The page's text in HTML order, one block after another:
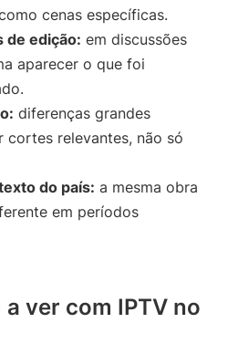
cenas específicas.
de edição: em discussões
aparecer o que foi
diferenças grandes
cortes relevantes, não só
do país: a mesma obra
em períodos
ver com IPTV no